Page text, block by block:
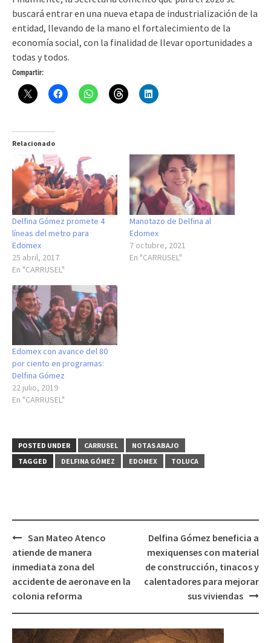
buscará entrar en una nueva etapa de industrialización de la
entidad, llevando de la mano el fortalecimiento de la
economía social, con la finalidad de llevar oportunidades a
todas y todos.
Compartir:
Relacionado
Delfina Gómez promete 4
líneas del metro para
Edomex
25 abril, 2017
En "CARRUSEL"
Manotazo de Delfina al
Edomex
7 octubre, 2021
En "CARRUSEL"
Edomex con avance del 80
por ciento en programas:
Delfina Gómez
22 julio, 2019
En "CARRUSEL"
POSTED UNDER CARRUSEL
NOTAS ABAJO
TAGGED
DELFINA GÓMEZ EDOMEX TOLUCA
Post
navigation
San Mateo Atenco
atiende de manera
inmediata zona del
accidente de aeronave en la
colonia reforma
Delfina Gómez beneficia a
mexiquenses con material
de construcción, tinacos y
calentadores para mejorar
sus viviendas